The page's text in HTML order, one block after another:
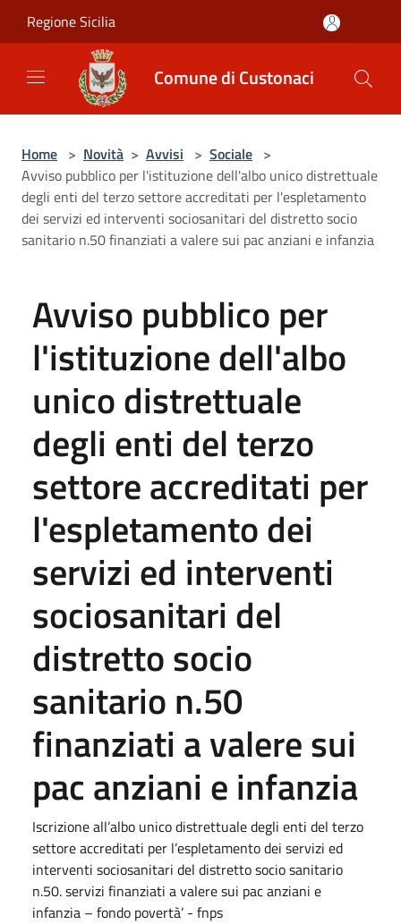
Regione Sicilia
Comune di Custonaci
Home > Novità > Avvisi > Sociale >
Avviso pubblico per l'istituzione dell'albo unico distrettuale
degli enti del terzo settore accreditati per l'espletamento
dei servizi ed interventi sociosanitari del distretto socio
sanitario n.50 finanziati a valere sui pac anziani e infanzia
Avviso pubblico per
l'istituzione dell'albo
unico distrettuale
degli enti del terzo
settore accreditati per
l'espletamento dei
servizi ed interventi
sociosanitari del
distretto socio
sanitario n.50
finanziati a valere sui
pac anziani e infanzia
Iscrizione all’albo unico distrettuale degli enti del terzo
settore accreditati per l’espletamento dei servizi ed
interventi sociosanitari del distretto socio sanitario
n.50. servizi finanziati a valere sui pac anziani e
infanzia – fondo povertà’ - fnps